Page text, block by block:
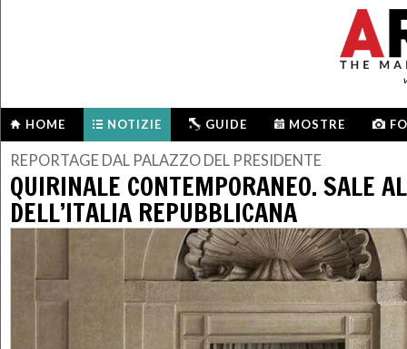
HOME NOTIZIE GUIDE MOSTRE
REPORTAGE DAL PALAZZO DEL PRESIDENTE
QUIRINALE CONTEMPORANEO. SALE
DELL’ITALIA REPUBBLICANA